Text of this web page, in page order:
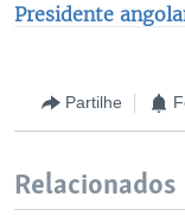
Presidente
Partilhe
Relacionados